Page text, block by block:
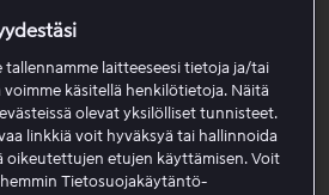
nähdäksesi, mikä Viaplay-
tiliisi.
ja siirry osoitteeseenViaplay.fi
tilisi sähköpostiosoitteella ja
tallennamme laitteeseesi tietoja ja/tai
voimme käsitellä henkilötietoja. Näitä
olevat yksilölliset tunnisteet.
linkkiä voit hyväksyä tai hallinnoida
oikeutettujen etujen käyttämisen. Voit
Tietosuojakäytäntö-